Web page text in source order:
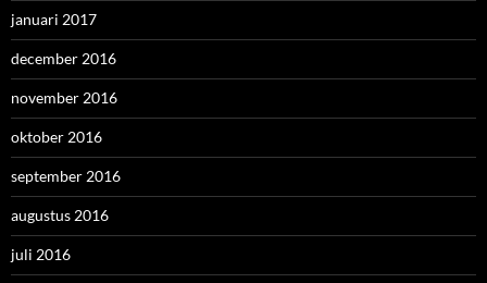
januari 2017
december 2016
november 2016
oktober 2016
september 2016
augustus 2016
juli 2016